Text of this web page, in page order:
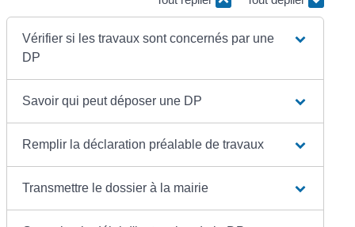
Vérifier si les travaux sont concernés par une
DP
Savoir qui peut déposer une DP
Remplir la déclaration préalable de travaux
Transmettre le dossier à la mairie